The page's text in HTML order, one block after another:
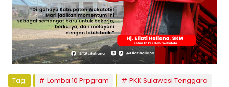
Tag: Lomba 10 Prpgram
PKK Sulawesi Tenggara